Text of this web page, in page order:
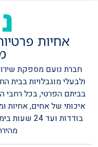
אחיות
חברת נועם מספקת
ולבעלי מוגבלויות בבית
בביתם הפרטי, בכל רחבי
איכותי של אחים, אחיות
בודדות ועד 24